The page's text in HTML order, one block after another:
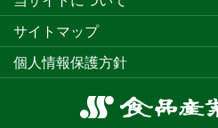
食
サイトマップ
個人情報保護方針